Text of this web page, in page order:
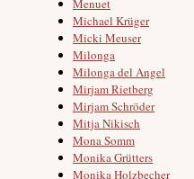
Menuet
Michael Krüger
Micki Meuser
Milonga
Milonga del Angel
Mirjam Rietberg
Mirjam Schröder
Mitja Nikisch
Mona Somm
Monika Grütters
Monika Holzbecher